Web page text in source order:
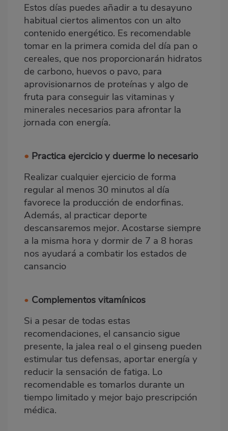
Estos días puedes añadir a tu desayuno
habitual ciertos alimentos con un alto
contenido energético. Es recomendable
tomar en la primera comida del día pan o
cereales, que nos proporcionarán hidratos
de carbono, huevos o pavo, para
aprovisionarnos de proteínas y algo de
fruta para conseguir las vitaminas y
minerales necesarios para afrontar la
jornada con energía.
• Practica ejercicio y duerme lo necesario
Realizar cualquier ejercicio de forma
regular al menos 30 minutos al día
favorece la producción de endorfinas.
Además, al practicar deporte
descansaremos mejor. Acostarse siempre
a la misma hora y dormir de 7 a 8 horas
nos ayudará a combatir los estados de
cansancio
• Complementos vitamínicos
Si a pesar de todas estas
recomendaciones, el cansancio sigue
presente, la jalea real o el ginseng pueden
estimular tus defensas, aportar energía y
reducir la sensación de fatiga. Lo
recomendable es tomarlos durante un
tiempo limitado y mejor bajo prescripción
médica.